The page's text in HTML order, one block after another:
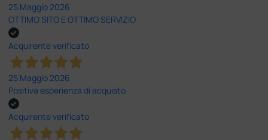
25 Maggio 2026
OTTIMO SITO E OTTIMO SERVIZIO
Acquirente verificato
25 Maggio 2026
Positiva esperienza di acquisto
Acquirente verificato